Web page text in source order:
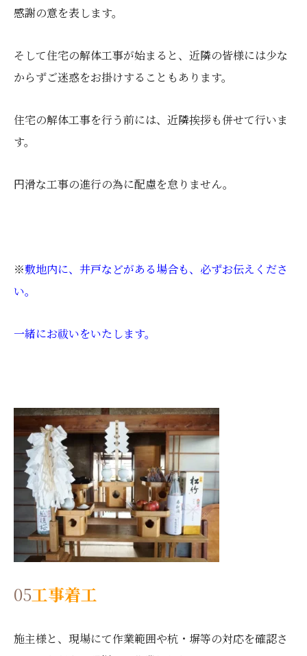
感謝の意を表します。
そして住宅の解体工事が始まると、近隣の皆様には少な
からずご迷惑をお掛けすることもあります。
住宅の解体工事を行う前には、近隣挨拶も併せて行いま
す。
円滑な工事の進行の為に配慮を怠りません。
※敷地内に、井戸などがある場合も、必ずお伝えくださ
い。
一緒にお祓いをいたします。
05工事着工
施主様と、現場にて作業範囲や杭・塀等の対応を確認さ